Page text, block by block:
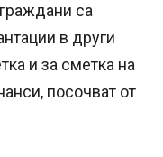
са
в други
и за сметка на
посочват от